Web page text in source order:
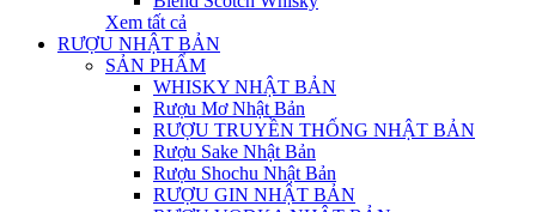
Xem tất cả
RƯỢU NHẬT BẢN
SẢN PHẨM
WHISKY NHẬT BẢN
Rượu Mơ Nhật Bản
RƯỢU TRUYỀN THỐNG NHẬT BẢN
Rượu Sake Nhật Bản
Rượu Shochu Nhật Bản
RƯỢU GIN NHẬT BẢN